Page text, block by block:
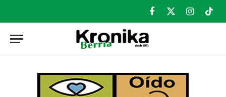
Facebook
X
Instagram